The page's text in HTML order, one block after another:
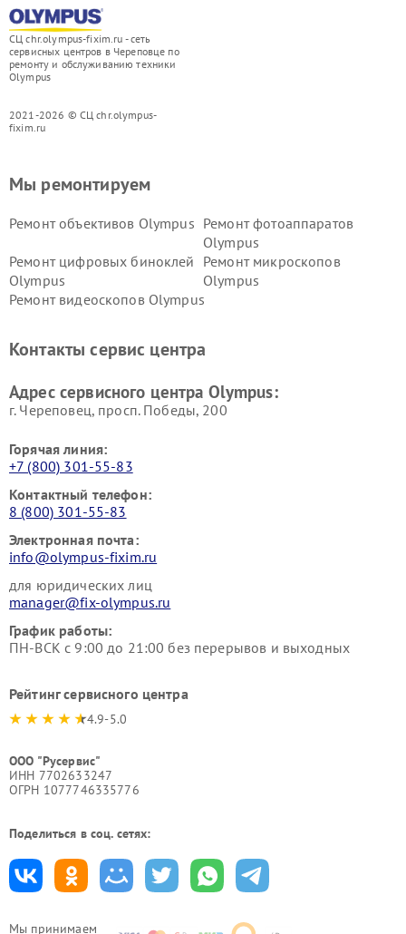
СЦ chr.olympus-fixim.ru - сеть
сервисных центров в Череповце по
ремонту и обслуживанию техники
Olympus
2021-2026 © СЦ chr.olympus-
fixim.ru
Мы принимаем
Мы ремонтируем
Ремонт объективов Olympus Ремонт фотоаппаратов
Olympus
Ремонт цифровых биноклей
Olympus
Ремонт микроскопов
Olympus
Ремонт видеоскопов Olympus
Контакты сервис центра
Адрес сервисного центра Olympus:
г. Череповец, просп. Победы, 200
Горячая линия:
+7 (800) 301-55-83
Контактный телефон:
8 (800) 301-55-83
Электронная почта:
info@olympus-fixim.ru
для юридических лиц
manager@fix-olympus.ru
График работы:
ПН-ВСК с 9:00 до 21:00 без перерывов и выходных
Рейтинг сервисного центра
4.9-5.0
ООО "Русервис"
ИНН 7702633247
ОГРН 1077746335776
Поделиться в соц. сетях: